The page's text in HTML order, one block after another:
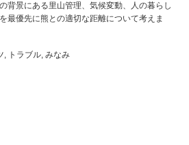
背景にある里山管理、気候変動、人の暮らし
最優先に熊との適切な距離について考えま
, トラブル, みなみ